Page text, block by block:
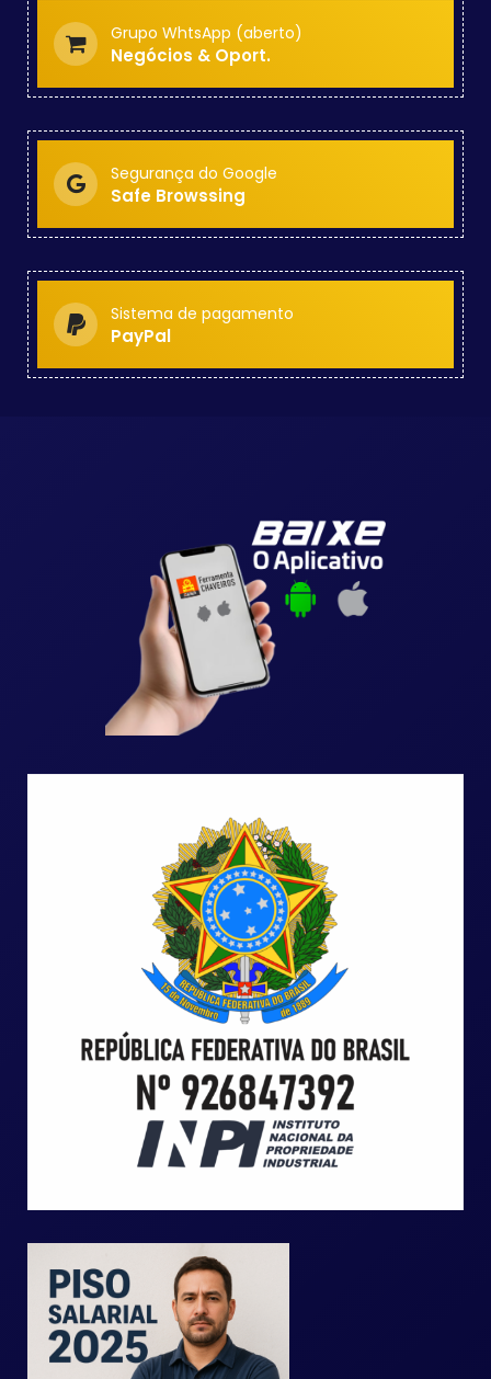
Grupo WhtsApp (aberto)
Negócios & Oport.
Segurança do Google
Safe Browssing
Sistema de pagamento
PayPal